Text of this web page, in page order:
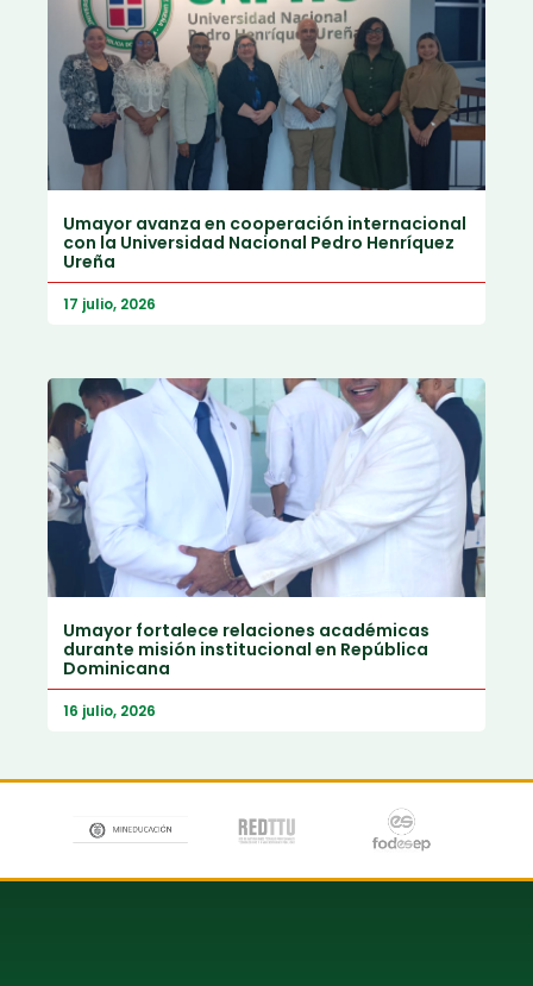
Umayor avanza en cooperación internacional
con la Universidad Nacional Pedro Henríquez
Ureña
17 julio, 2026
Umayor fortalece relaciones académicas
durante misión institucional en República
Dominicana
16 julio, 2026